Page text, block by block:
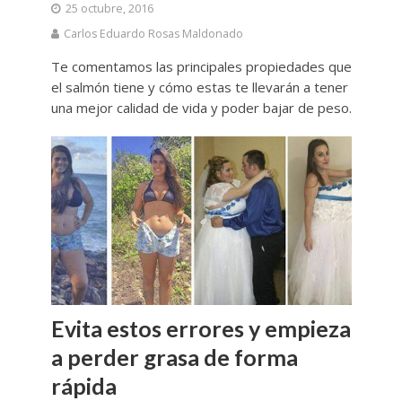
25 octubre, 2016
Carlos Eduardo Rosas Maldonado
Te comentamos las principales propiedades que
el salmón tiene y cómo estas te llevarán a tener
una mejor calidad de vida y poder bajar de peso.
Evita estos errores y empieza
a perder grasa de forma
rápida